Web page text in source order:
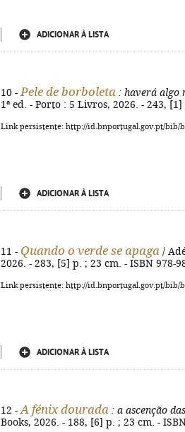
ADICIONAR À LISTA
10 - Pele de borboleta : haverá algo
1ª ed. - Porto : 5 Livros, 2026. - 243,
Link persistente: http://id.bnportugal.gov.pt/bib/
ADICIONAR À LISTA
11 - Quando o verde se apaga /
2026. - 283, [5] p. ; 23 cm. - ISBN 978-
Link persistente: http://id.bnportugal.gov.pt/bib/
ADICIONAR À LISTA
12 - A fénix dourada : a ascenção
Books, 2026. - 188, [6] p. ; 23 cm. -